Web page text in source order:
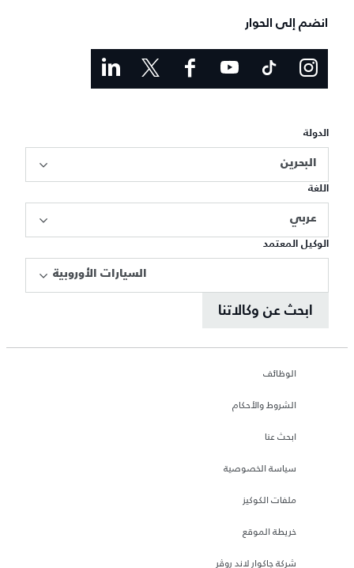
انضم إلى الحوار
الدولة
البحرين
اللغة
عربي
الوكيل المعتمد
السيارات الأوروبية
ابحث عن وكالاتنا
الوظائف
الشروط والأحكام
ابحث عنا
سياسة الخصوصية
ملفات الكوكيز
خريطة الموقع
شركة جاكوار لاند روڤر